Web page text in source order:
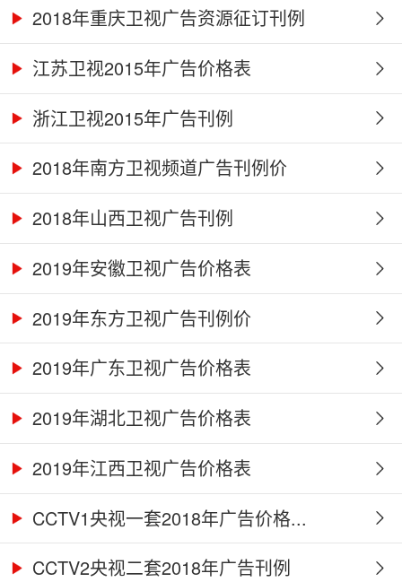
2018年重庆卫视广告资源征订刊例
江苏卫视2015年广告价格表
浙江卫视2015年广告刊例
2018年南方卫视频道广告刊例价
2018年山西卫视广告刊例
2019年安徽卫视广告价格表
2019年东方卫视广告刊例价
2019年广东卫视广告价格表
2019年湖北卫视广告价格表
2019年江西卫视广告价格表
CCTV1央视一套2018年广告价格...
CCTV2央视二套2018年广告刊例